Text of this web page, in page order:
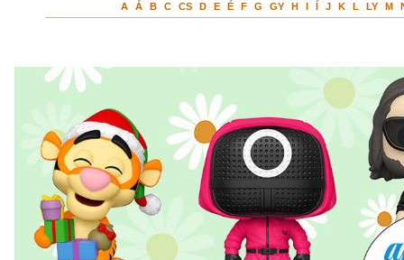
A Á B C CS D E É F G GY H I Í J K L LY M